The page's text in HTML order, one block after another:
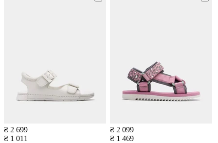
₴ 2 699
₴ 1 011
₴ 2 099
₴ 1 469